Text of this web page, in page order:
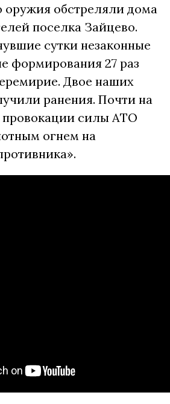
оружия обстреляли дома
поселка Зайцево.
сутки незаконные
формирования 27 раз
Двое наших
ранения. Почти на
провокации силы АТО
огнем на